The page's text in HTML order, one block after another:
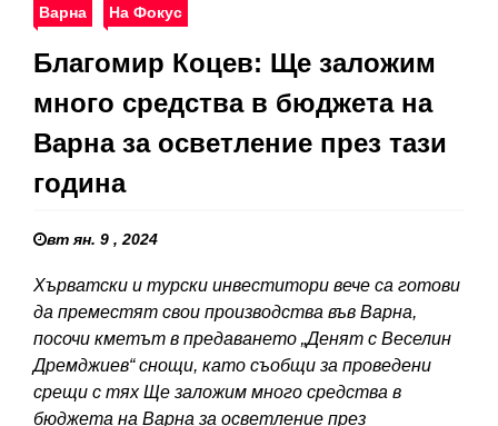
Варна На Фокус
Благомир Коцев: Ще заложим
много средства в бюджета на
Варна за осветление през тази
година
вт ян. 9 , 2024
Хърватски и турски инвеститори вече са готови
да преместят свои производства във Варна,
посочи кметът в предаването „Денят с Веселин
Дремджиев“ снощи, като съобщи за проведени
срещи с тях Ще заложим много средства в
бюджета на Варна за осветление през